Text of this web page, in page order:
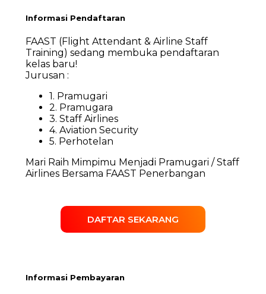
Informasi Pendaftaran
FAAST (Flight Attendant & Airline Staff
Training) sedang membuka pendaftaran
kelas baru!
Jurusan :
1. Pramugari
2. Pramugara
3. Staff Airlines
4. Aviation Security
5. Perhotelan
Mari Raih Mimpimu Menjadi Pramugari / Staff
Airlines Bersama FAAST Penerbangan
DAFTAR SEKARANG
Informasi Pembayaran